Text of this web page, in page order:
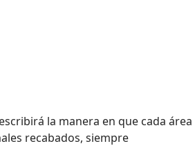
la manera en que cada área
recabados, siempre